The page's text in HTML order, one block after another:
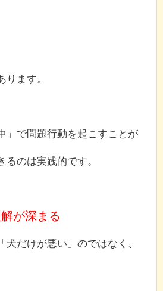
ります。
」で問題行動を起こすことが
るのは実践的です。
が深まる
犬だけが悪い」のではなく、